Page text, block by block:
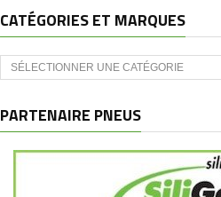
CATÉGORIES ET MARQUES
Catégories
et
PARTENAIRE PNEUS